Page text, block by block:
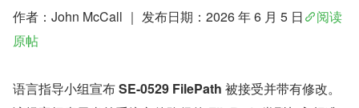
作者：John McCall ｜ 发布日期：2026 年 6 月 5 日
阅读
原帖
语言指导小组宣布 SE-0529 FilePath 被接受并带有修改。